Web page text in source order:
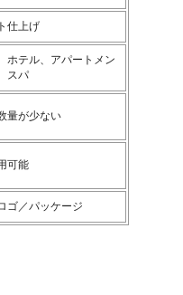
仕上げ
ホテル、アパートメン
スパ
量が少ない
可能
ゴ／パッケージ